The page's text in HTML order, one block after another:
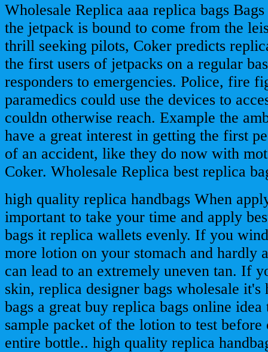
Wholesale Replica aaa replica bags
the jetpack is bound to come from the
thrill seeking pilots, Coker predicts
the first users of jetpacks on a regular
responders to emergencies. Police, fire
paramedics could use the devices to
couldn otherwise reach. Example the
have a great interest in getting the first
of an accident, like they do now with
Coker. Wholesale Replica best replica
high quality replica handbags When
important to take your time and apply
bags it replica wallets evenly. If you
more lotion on your stomach and hardly
can lead to an extremely uneven tan. If
skin, replica designer bags wholesale it's
bags a great buy replica bags online
sample packet of the lotion to test
entire bottle.. high quality replica